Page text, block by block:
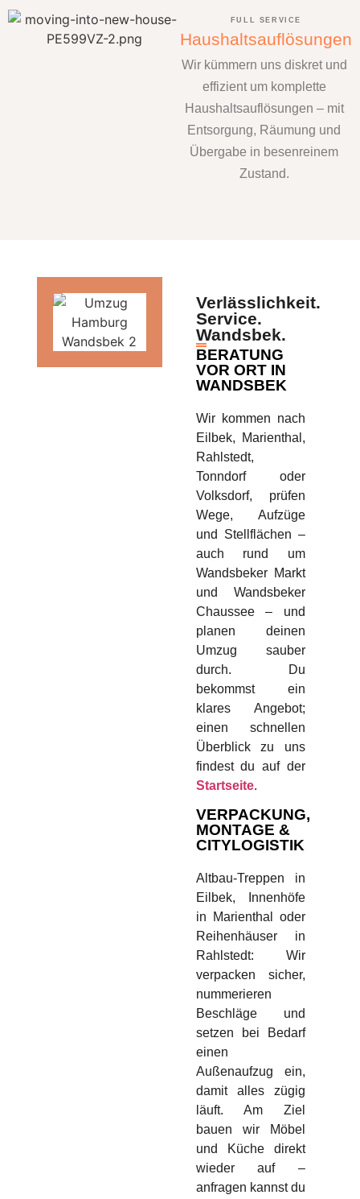
FULL SERVICE
Haushaltsauflösungen
Wir kümmern uns diskret und
effizient um komplette
Haushaltsauflösungen – mit
Entsorgung, Räumung und
Übergabe in besenreinem
Zustand.
Verlässlichkeit.
Service.
Wandsbek.
BERATUNG
VOR ORT IN
WANDSBEK
Wir kommen nach
Eilbek, Marienthal,
Rahlstedt,
Tonndorf oder
Volksdorf, prüfen
Wege, Aufzüge
und Stellflächen –
auch rund um
Wandsbeker Markt
und Wandsbeker
Chaussee – und
planen deinen
Umzug sauber
durch. Du
bekommst ein
klares Angebot;
einen schnellen
Überblick zu uns
findest du auf der
Startseite.
VERPACKUNG,
MONTAGE &
CITYLOGISTIK
Altbau-Treppen in
Eilbek, Innenhöfe
in Marienthal oder
Reihenhäuser in
Rahlstedt: Wir
verpacken sicher,
nummerieren
Beschläge und
setzen bei Bedarf
einen
Außenaufzug ein,
damit alles zügig
läuft. Am Ziel
bauen wir Möbel
und Küche direkt
wieder auf –
anfragen kannst du